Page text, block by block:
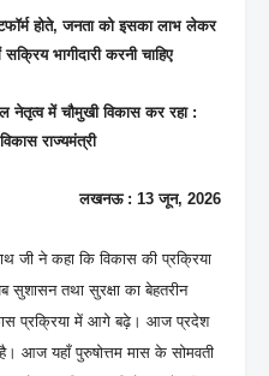
होते, जनता को इसका लाभ लेकर
भागीदारी करनी चाहिए
में चौमुखी विकास कर रहा :
राज्यमंत्री
लखनऊ : 13 जून, 2026
जी ने कहा कि विकास की प्रक्रिया
सुशासन तथा सुरक्षा का बेहतरीन
प्रक्रिया में आगे बढ़े। आज प्रदेश
आज यहाँ पुरुषोत्तम मास के सोमवती